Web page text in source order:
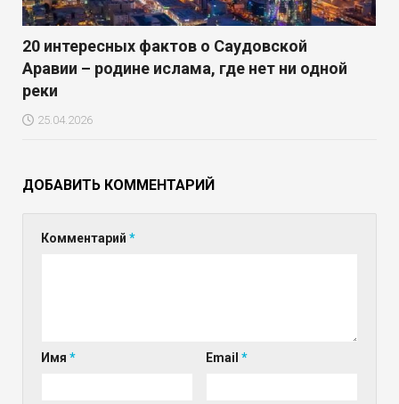
20 интересных фактов о Саудовской
Аравии – родине ислама, где нет ни одной
реки
25.04.2026
ДОБАВИТЬ КОММЕНТАРИЙ
Комментарий *
Имя * Email*